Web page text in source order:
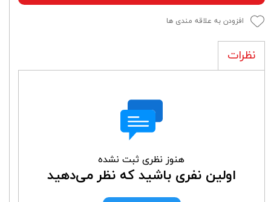
افزودن به علاقه مندی ها
نظرات
هنوز نظری ثبت نشده
اولین نفری باشید که نظر می‌دهید